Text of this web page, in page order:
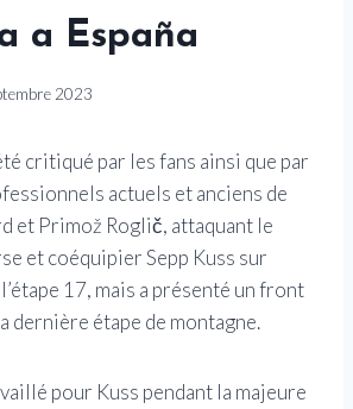
a España
2023
critiqué par les fans ainsi que par
actuels et anciens de
et Primož Roglič, attaquant le
et coéquipier Sepp Kuss sur
17, mais a présenté un front
dernière étape de montagne.
pour Kuss pendant la majeure